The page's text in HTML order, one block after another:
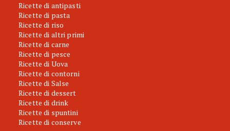
Ricette di antipasti
Ricette di pasta
Ricette di riso
Ricette di altri primi
Ricette di carne
Ricette di pesce
Ricette di Uova
Ricette di contorni
Ricette di Salse
Ricette di dessert
Ricette di drink
Ricette di spuntini
Ricette di conserve